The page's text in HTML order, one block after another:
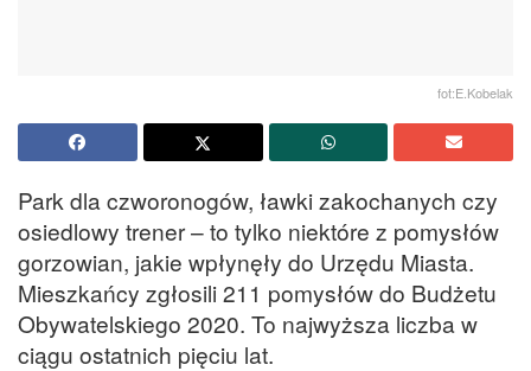
fot:E.Kobelak
Park dla czworonogów, ławki zakochanych czy
osiedlowy trener – to tylko niektóre z pomysłów
gorzowian, jakie wpłynęły do Urzędu Miasta.
Mieszkańcy zgłosili 211 pomysłów do Budżetu
Obywatelskiego 2020. To najwyższa liczba w
ciągu ostatnich pięciu lat.